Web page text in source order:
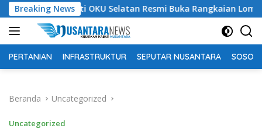
Langsung
ke
konten
Breaking News
Bupati OKU Selatan Resmi Buka Rangkaian Lomba
PERTANIAN INFRASTRUKTUR SEPUTAR NUSANTARA SOSOK
Beranda Uncategorized
Uncategorized